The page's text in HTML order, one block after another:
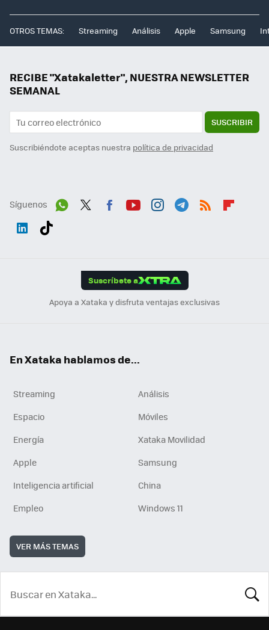
OTROS TEMAS: Streaming Análisis Apple Samsung
RECIBE "Xatakaletter", NUESTRA NEWSLETTER
SEMANAL
SUSCRIBIR
Suscribiéndote aceptas nuestra política de privacidad
Síguenos
Suscríbete a
Apoya a Xataka y disfruta ventajas exclusivas
En Xataka hablamos de...
Streaming
Análisis
Espacio
Móviles
Energía
Xataka Movilidad
Apple
Samsung
Inteligencia artificial
China
Empleo
Windows 11
VER MÁS TEMAS